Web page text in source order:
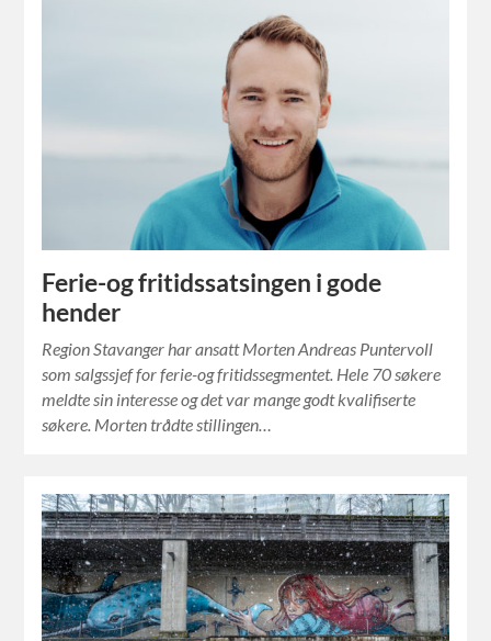
Ferie-og fritidssatsingen i gode
hender
Region Stavanger har ansatt Morten Andreas Puntervoll
som salgssjef for ferie-og fritidssegmentet. Hele 70 søkere
meldte sin interesse og det var mange godt kvalifiserte
søkere. Morten trådte stillingen…